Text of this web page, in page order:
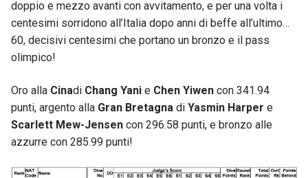
doppio e mezzo avanti con avvitamento, e per una volta i
centesimi sorridono all’Italia dopo anni di beffe all’ultimo…
60, decisivi centesimi che portano un bronzo e il pass
olimpico!
Oro alla Cinadi Chang Yani e Chen Yiwen con 341.94
punti, argento alla Gran Bretagna di Yasmin Harper e
Scarlett Mew-Jensen con 296.58 punti, e bronzo alle
azzurre con 285.99 punti!